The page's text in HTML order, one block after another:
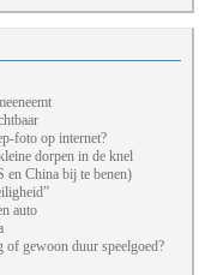
foto op internet?
dorpen in de knel
en China bij te benen)
auto
of gewoon duur speelgoed?